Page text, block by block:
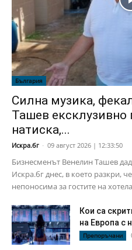
България
Силна музика,
Ташев ексклузивно
натиска,...
Искра.бг - 09 август 2026 | 12:33:50
Бизнесменът Венелин Ташев
Искра.бг днес, в което разкри,
непоносима за гостите на
Кои са
на Европа с
Препоръчани